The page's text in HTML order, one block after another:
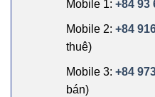
Mobile 1: +84 93
Mobile 2: +84
thuê)
Mobile 3: +84
bán)